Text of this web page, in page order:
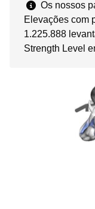
Os nossos
Elevações com
1.225.888
Strength Level